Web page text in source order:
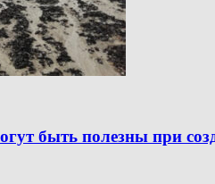
быть полезны при